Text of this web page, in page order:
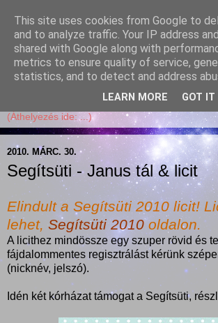
Garffyka
Szösszenetek a konyhámból, az
receptekkel, vidámsággal, marcipánnal,
2010. MÁRC. 30.
Segítsüti - Janus tál & licit
Elindult a Segítsüti 2010 licit!
lehet, Segítsüti 2010oldalon.
A licithez mindössze egy szuper rövid és
fájdalommentes regisztrálást kérünk
(nicknév, jelszó).
Idén két kórházat támogat a Segítsüti,
This site uses cookies from Google to
and to analyze traffic. Your IP address
shared with Google along with
metrics to ensure quality of service,
statistics, and to detect and address
LEARN MORE GOT IT